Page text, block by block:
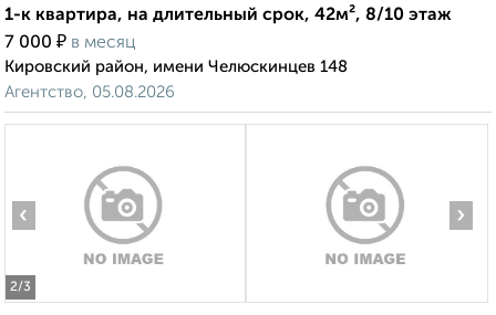
1-к квартира, на длительный срок, 42м², 8/10 этаж
7 000 ₽ в месяц
Кировский район, имени Челюскинцев 148
Агентство, 05.08.2026
2/3
‹ ›